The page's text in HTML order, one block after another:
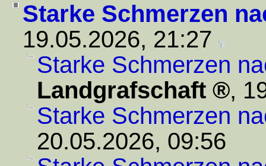
Starke Schmerzen
19.05.2026, 21:27
Starke Schmerzen
Landgrafschaft
,
Starke Schmerzen
20.05.2026, 09:56